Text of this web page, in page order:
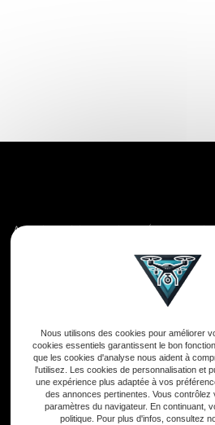
Accueil
33590
06 33 48 35
Nous utilisons des cookies pour améliorer
cookies essentiels garantissent le bon
que les cookies d'analyse nous aident à
l'utilisez. Les cookies de personnalisation et
une expérience plus adaptée à vos
des annonces pertinentes. Vous contrôlez
paramètres du navigateur. En continuant,
politique. Pour plus d'infos, consultez